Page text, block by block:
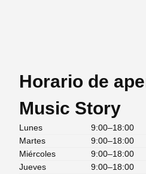
Horario de
Music Story
Lunes
9:00–18:00
Martes
9:00–18:00
Miércoles
9:00–18:00
Jueves
9:00–18:00